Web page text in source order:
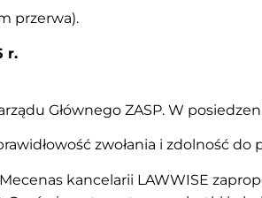
przerwa).
r.
Głównego ZASP. W
zwołania i zdolność do
kancelarii LAWWISE